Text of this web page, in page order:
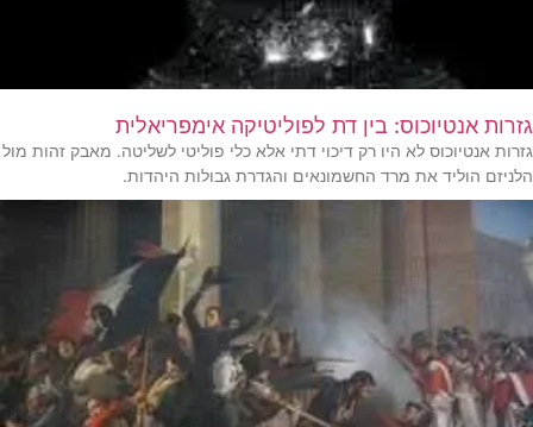
גזרות אנטיוכוס: בין דת לפוליטיקה אימפריאלית
גזרות אנטיוכוס לא היו רק דיכוי דתי אלא כלי פוליטי לשליטה. מאבק זהות מול
הלניזם הוליד את מרד החשמונאים והגדרת גבולות היהדות.